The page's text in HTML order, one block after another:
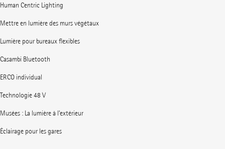
Human Centric Lighting
Mettre en lumière des murs végétaux
Lumière pour bureaux flexibles
Casambi Bluetooth
ERCO individual
Technologie 48 V
Musées : La lumière à l’extérieur
Éclairage pour les gares